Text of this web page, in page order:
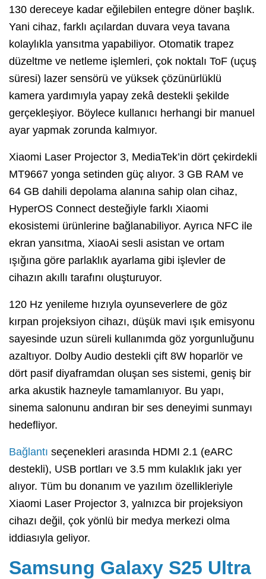
130 dereceye kadar eğilebilen entegre döner başlık.
Yani cihaz, farklı açılardan duvara veya tavana
kolaylıkla yansıtma yapabiliyor. Otomatik trapez
düzeltme ve netleme işlemleri, çok noktalı ToF (uçuş
süresi) lazer sensörü ve yüksek çözünürlüklü
kamera yardımıyla yapay zekâ destekli şekilde
gerçekleşiyor. Böylece kullanıcı herhangi bir manuel
ayar yapmak zorunda kalmıyor.
Xiaomi Laser Projector 3, MediaTek’in dört çekirdekli
MT9667 yonga setinden güç alıyor. 3 GB RAM ve
64 GB dahili depolama alanına sahip olan cihaz,
HyperOS Connect desteğiyle farklı Xiaomi
ekosistemi ürünlerine bağlanabiliyor. Ayrıca NFC ile
ekran yansıtma, XiaoAi sesli asistan ve ortam
ışığına göre parlaklık ayarlama gibi işlevler de
cihazın akıllı tarafını oluşturuyor.
120 Hz yenileme hızıyla oyunseverlere de göz
kırpan projeksiyon cihazı, düşük mavi ışık emisyonu
sayesinde uzun süreli kullanımda göz yorgunluğunu
azaltıyor. Dolby Audio destekli çift 8W hoparlör ve
dört pasif diyaframdan oluşan ses sistemi, geniş bir
arka akustik hazneyle tamamlanıyor. Bu yapı,
sinema salonunu andıran bir ses deneyimi sunmayı
hedefliyor.
Bağlantı seçenekleri arasında HDMI 2.1 (eARC
destekli), USB portları ve 3.5 mm kulaklık jakı yer
alıyor. Tüm bu donanım ve yazılım özellikleriyle
Xiaomi Laser Projector 3, yalnızca bir projeksiyon
cihazı değil, çok yönlü bir medya merkezi olma
iddiasıyla geliyor.
Samsung Galaxy S25 Ultra